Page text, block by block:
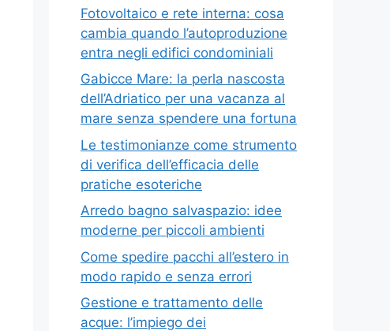
Fotovoltaico e rete interna: cosa
cambia quando l’autoproduzione
entra negli edifici condominiali
Gabicce Mare: la perla nascosta
dell’Adriatico per una vacanza al
mare senza spendere una fortuna
Le testimonianze come strumento
di verifica dell’efficacia delle
pratiche esoteriche
Arredo bagno salvaspazio: idee
moderne per piccoli ambienti
Come spedire pacchi all’estero in
modo rapido e senza errori
Gestione e trattamento delle
acque: l’impiego dei